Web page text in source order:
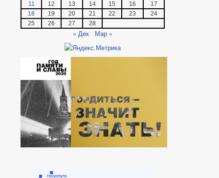
11
12 13 14 15 16
17
18
19 20 21 22 23
24
25
26 27 28
« Дек Мар »